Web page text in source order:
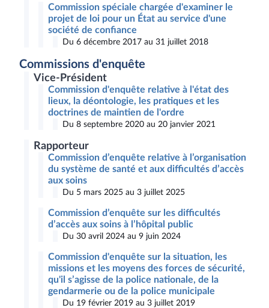
Commission spéciale chargée d'examiner le
projet de loi pour un État au service d'une
société de confiance
Du 6 décembre 2017 au 31 juillet 2018
Commissions d'enquête
Vice-Président
Commission d'enquête relative à l'état des
lieux, la déontologie, les pratiques et les
doctrines de maintien de l'ordre
Du 8 septembre 2020 au 20 janvier 2021
Rapporteur
Commission d’enquête relative à l’organisation
du système de santé et aux difficultés d’accès
aux soins
Du 5 mars 2025 au 3 juillet 2025
Commission d’enquête sur les difficultés
d’accès aux soins à l’hôpital public
Du 30 avril 2024 au 9 juin 2024
Commission d'enquête sur la situation, les
missions et les moyens des forces de sécurité,
qu'il s’agisse de la police nationale, de la
gendarmerie ou de la police municipale
Du 19 février 2019 au 3 juillet 2019